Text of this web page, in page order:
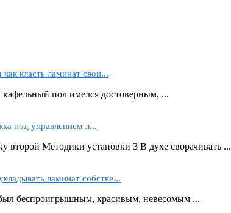
класть ламинат свои...
кафельный пол имелся достоверным, ...
под управлением л...
второй Методики установки 3 В духе сворачивать ...
ламинат собстве...
беспроигрышным, красивым, невесомым ...